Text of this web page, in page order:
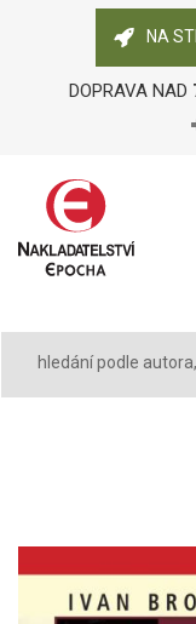
NA
DOPRAVA NAD